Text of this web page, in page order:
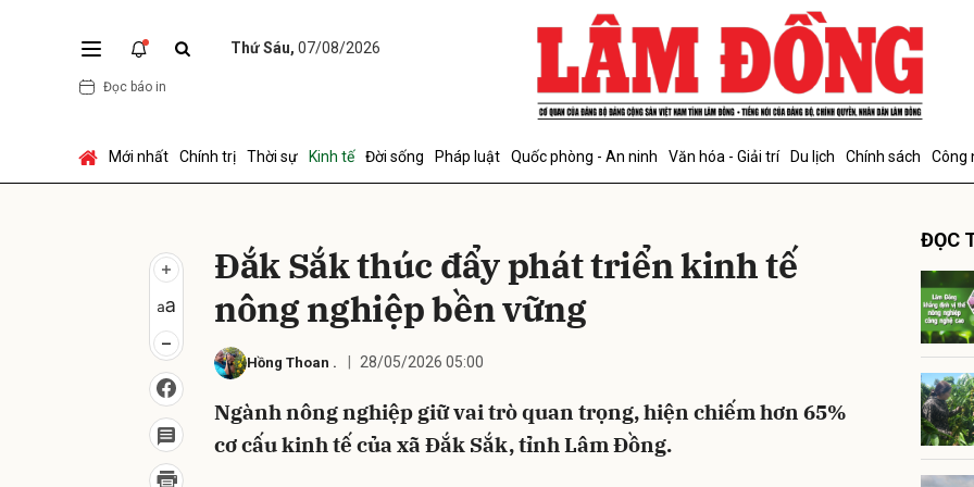
Thứ Sáu, 07/08/2026
Đọc báo in
Mới nhất Chính trị Thời sự Kinh tế Đời sống Pháp luật Quốc phòng - An ninh Văn hóa - Giải trí Du lịch Chính sách Công
Đắk Sắk thúc đẩy phát triển kinh tế
nông nghiệp bền vững
Hồng Thoan . 28/05/2026 05:00
Ngành nông nghiệp giữ vai trò quan trọng, hiện chiếm hơn 65%
cơ cấu kinh tế của xã Đắk Sắk, tỉnh Lâm Đồng.
ĐỌC
Gửi bình luận